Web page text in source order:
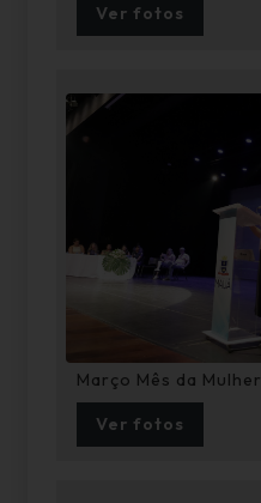
Ver fotos
Março Mês da Mulher
Ver fotos